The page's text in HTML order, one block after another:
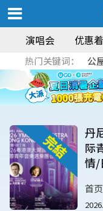
演唱会 优惠
热门关键词： 公
丹
际
情/
首页